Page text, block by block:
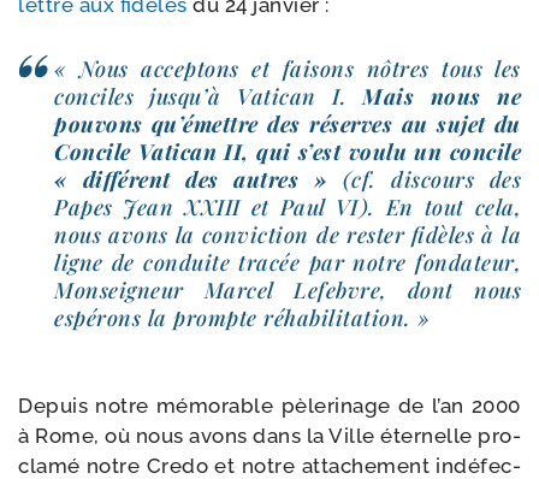
lettre aux fidèles du 24 janvier :
« Nous accep­tons et fai­sons nôtres tous les
conciles jus­qu’à Vatican I.Mais nous ne
pou­vons qu’é­mettre des réserves au sujet du
Concile Vatican II, qui s’est vou­lu un concile
« dif­fé­rent des autres » (cf. dis­cours des
Papes Jean XXIII et Paul VI). En tout cela,
nous avons la convic­tion de res­ter fidèles à la
ligne de conduite tra­cée par notre fon­da­teur,
Monseigneur Marcel Lefebvre, dont nous
espé­rons la prompte réhabilitation. »
Depuis notre mémo­rable pèle­ri­nage de l’an 2000
à Rome, où nous avons dans la Ville éter­nelle pro­
cla­mé notre Credo et notre atta­che­ment indé­fec­